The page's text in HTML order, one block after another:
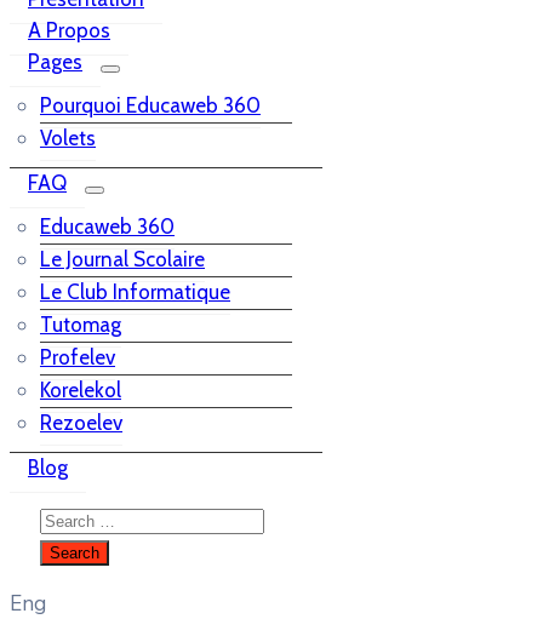
A Propos
Pages
Pourquoi Educaweb 360
Volets
FAQ
Educaweb 360
Le Journal Scolaire
Le Club Informatique
Tutomag
Profelev
Korelekol
Rezoelev
Blog
Eng